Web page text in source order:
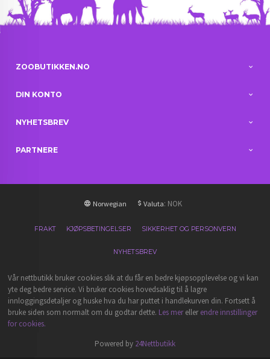
ZOOBUTIKKEN.NO
DIN KONTO
NYHETSBREV
PARTNERE
Norwegian Valuta: NOK
FRAKT KJØPSBETINGELSER SIKKERHET OG PERSONVERN
NYHETSBREV
Vår nettbutikk bruker cookies slik at du får en bedre kjøpsopplevelse og vi kan
yte deg bedre service. Vi bruker cookies hovedsaklig til å lagre
innloggingsdetaljer og huske hva du har puttet i handlekurven din. Fortsett å
bruke siden som normalt om du godtar dette. Les merellerendre innstillinger
for cookies.
Powered by 24Nettbutikk